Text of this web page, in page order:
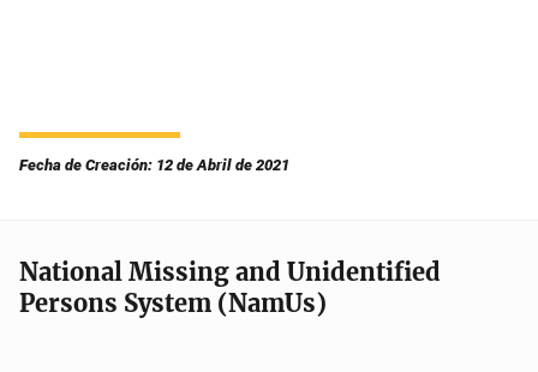
Fecha de Creación: 12 de Abril de 2021
National Missing and Unidentified
Persons System (NamUs)